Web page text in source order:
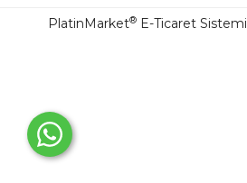
PlatinMarket® E-Ticaret Sistemi